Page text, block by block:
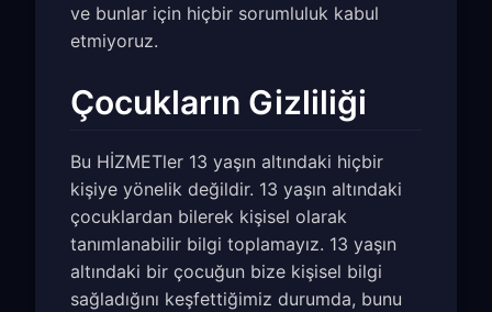
ve bunlar için hiçbir sorumluluk kabul
etmiyoruz.
Çocukların Gizliliği
Bu HİZMETler 13 yaşın altındaki hiçbir
kişiye yönelik değildir. 13 yaşın altındaki
çocuklardan bilerek kişisel olarak
tanımlanabilir bilgi toplamayız. 13 yaşın
altındaki bir çocuğun bize kişisel bilgi
sağladığını keşfettiğimiz durumda, bunu